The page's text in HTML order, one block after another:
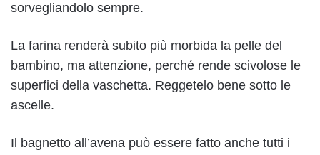
sorvegliandolo sempre.
La farina renderà subito più morbida la pelle del
bambino, ma attenzione, perché rende scivolose le
superfici della vaschetta. Reggetelo bene sotto le
ascelle.
Il bagnetto all’avena può essere fatto anche tutti i